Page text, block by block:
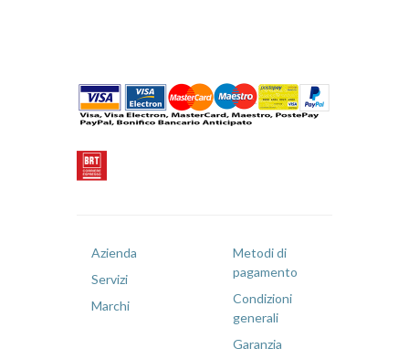
Azienda
Servizi
Marchi
Metodi di
pagamento
Condizioni
generali
Garanzia